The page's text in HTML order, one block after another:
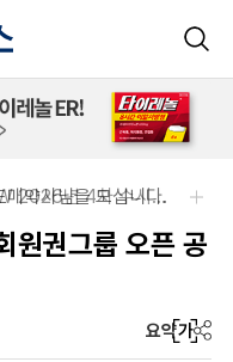
제이더블유홀딩스주식회사-JW 2026년 4차 수시채용
약사님을 모십니다.
원권그룹 오픈 공
요약가